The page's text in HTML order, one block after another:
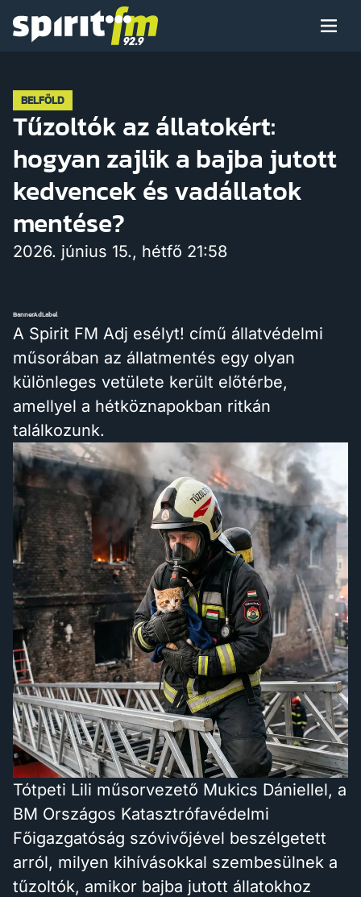
Arcaink
Műsor
Hírek
BELFÖLD
Tűzoltók az állatokért:
hogyan zajlik a bajba jutott
kedvencek és vadállatok
mentése?
2026. június 15., hétfő 21:58
BannerAdLabel
A Spirit FM Adj esélyt! című állatvédelmi
műsorában az állatmentés egy olyan
különleges vetülete került előtérbe,
amellyel a hétköznapokban ritkán
találkozunk.
Tótpeti Lili műsorvezető Mukics Dániellel, a
BM Országos Katasztrófavédelmi
Főigazgatóság szóvivőjével beszélgetett
arról, milyen kihívásokkal szembesülnek a
tűzoltók, amikor bajba jutott állatokhoz